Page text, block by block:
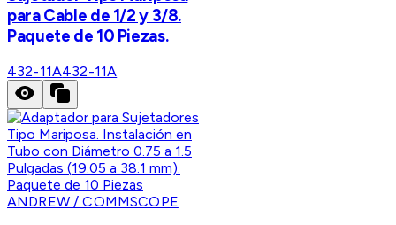
para Cable de 1/2 y 3/8.
Paquete de 10 Piezas.
432-11A432-11A
ANDREW / COMMSCOPE